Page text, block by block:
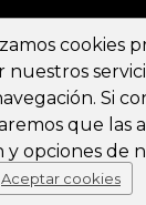
- All Rights
privacidad -
cookies
Si
que las
y opciones de
Aceptar cookies